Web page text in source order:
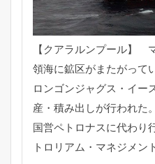
【クアラルンプール】
領海に鉱区がまたがって
ロンゴンジャグス・ イー
産・積み出しが行われた
国営ペトロナスに代わり
トロリアム・マネジメン